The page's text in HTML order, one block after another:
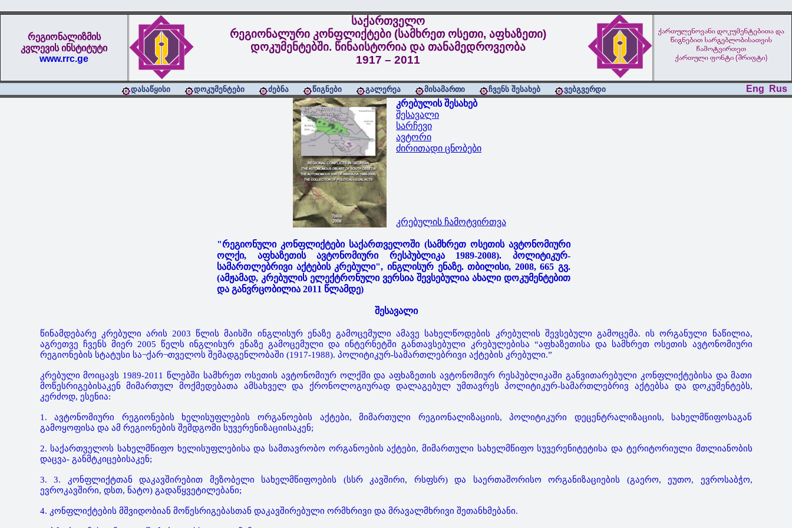
რეგიონალიზმის
კვლევის ინსტიტუტი
www.rrc.ge
საქართველო
რეგიონალური კონფლიქტები (სამხრეთ ოსეთი, აფხაზეთი)
დოკუმენტებში. წინაისტორია და თანამედროვეობა
1917 – 2011
დასაწყისი დოკუმენტები ძებნა წიგნები გალერეა მისამართი ჩვენს შესახებ ვებგვერდი Eng
Rus
კრებულის შესახებ
შესავალი
სარჩევი
ავტორი
ძირითადი ცნობები
კრებულის ჩამოტვირთვა
"რეგიონული კონფლიქტები საქართველოში (სამხრეთ ოსეთის ავტონომიური
ოლქი, აფხაზეთის ავტონომიური რესპუბლიკა 1989-2008). პოლიტიკურ-
სამართლებრივი აქტების კრებული", ინგლისურ ენაზე. თბილისი, 2008, 665 გვ.
(ამჟამად, კრებულის ელექტრონული ვერსია შევსებულია ახალი დოკუმენტებით
და განვრცობილია 2011 წლამდე)
შესავალი
წინამდებარე კრებული არის 2003 წლის მაისში ინგლისურ ენაზე გამოცემული ამავე სახელწოდების კრებულის შევსებული გამოცემა. ის ორგანული ნაწილია,
აგრეთვე ჩვენს მიერ 2005 წელს ინგლისურ ენაზე გამოცემული და ინტერნეტში განთავსებული კრებულებისა “აფხაზეთისა და სამხრეთ ოსეთის ავტონომიური
რეგიონების სტატუსი სა¬ქარ¬თველოს შემადგენლობაში (1917-1988). პოლიტიკურ-სამართლებრივი აქტების კრებული.”
კრებული მოიცავს 1989-2011 წლებში სამხრეთ ოსეთის ავტონომიურ ოლქში და აფხაზეთის ავტონომიურ რესპუბლიკაში განვითარებული კონფლიქტებისა და მათი
მოწესრიგებისაკენ მიმართულ მოქმედებათა ამსახველ და ქრონოლოგიურად დალაგებულ უმთავრეს პოლიტიკურ-სამართლებრივ აქტებსა და დოკუმენტებს,
კერძოდ, ესენია:
1. ავტონომიური რეგიონების ხელისუფლების ორგანოების აქტები, მიმართული რეგიონალიზაციის, პოლიტიკური დეცენტრალიზაციის, სახელმწიფოსაგან
გამოყოფისა და ამ რეგიონების შემდგომი სუვერენიზაციისაკენ;
2. საქართველოს სახელმწიფო ხელისუფლებისა და სამთავრობო ორგანოების აქტები, მიმართული სახელმწიფო სუვერენიტეტისა და ტერიტორიული მთლიანობის
დაცვა- განმტკიცებისაკენ;
3. 3. კონფლიქტთან დაკავშირებით მეზობელი სახელმწიფოების (სსრ კავშირი, რსფსრ) და საერთაშორისო ორგანიზაციების (გაერო, ეუთო, ევროსაბჭო,
ევროკავშირი, დსთ, ნატო) გადაწყვეტილებანი;
4. კონფლიქტების მშვიდობიან მოწესრიგებასთან დაკავშირებული ორმხრივი და მრავალმხრივი შეთანხმებანი.